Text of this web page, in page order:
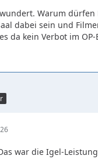
Warum dürfen
dabei sein und
da kein Verbot im OP-
war die Igel-